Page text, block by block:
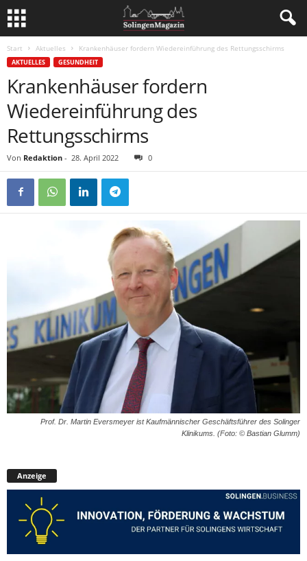
Start Aktuelles Krankenhäuser fordern Wiedereinführung des Rettungsschirms
AKTUELLES GESUNDHEIT
Krankenhäuser fordern
Wiedereinführung des
Rettungsschirms
Von Redaktion - 28. April 2022 0
Prof. Dr. Martin Eversmeyer ist Kaufmännischer Geschäftsführer des Solinger
Klinikums. (Foto: © Bastian Glumm)
Anzeige